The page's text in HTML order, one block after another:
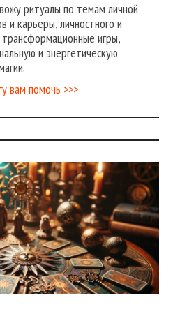
ритуалы по темам личной
и карьеры, личностного и
игры,
и энергетическую
вам помочь >>>